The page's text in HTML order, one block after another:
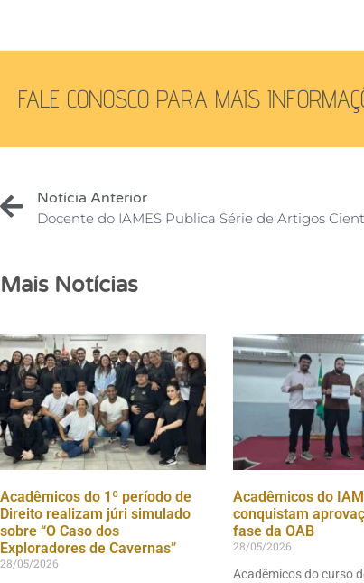
FALE CONOSCO PARA MAIS
Notícia Anterior
Docente do IAMES Publica Série de Artigos
Mais Notícias
Acadêmicos do 1º período de
Direito realizam júri simulado
sobre “O Caso dos
Exploradores de Cavernas”
28/05/2026
Acadêmicos do
conquistam
fase da OAB
28/05/2026
Acadêmicos do curso